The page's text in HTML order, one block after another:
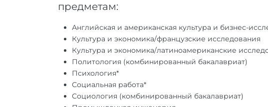
предметам:
Английская и американская культура и бизнес-
Культура и экономика/французские исследования
Культура и экономика/латиноамериканские
Политология (комбинированный бакалавриат)
Психология*
Социальная работа*
Социология (комбинированный бакалавриат)